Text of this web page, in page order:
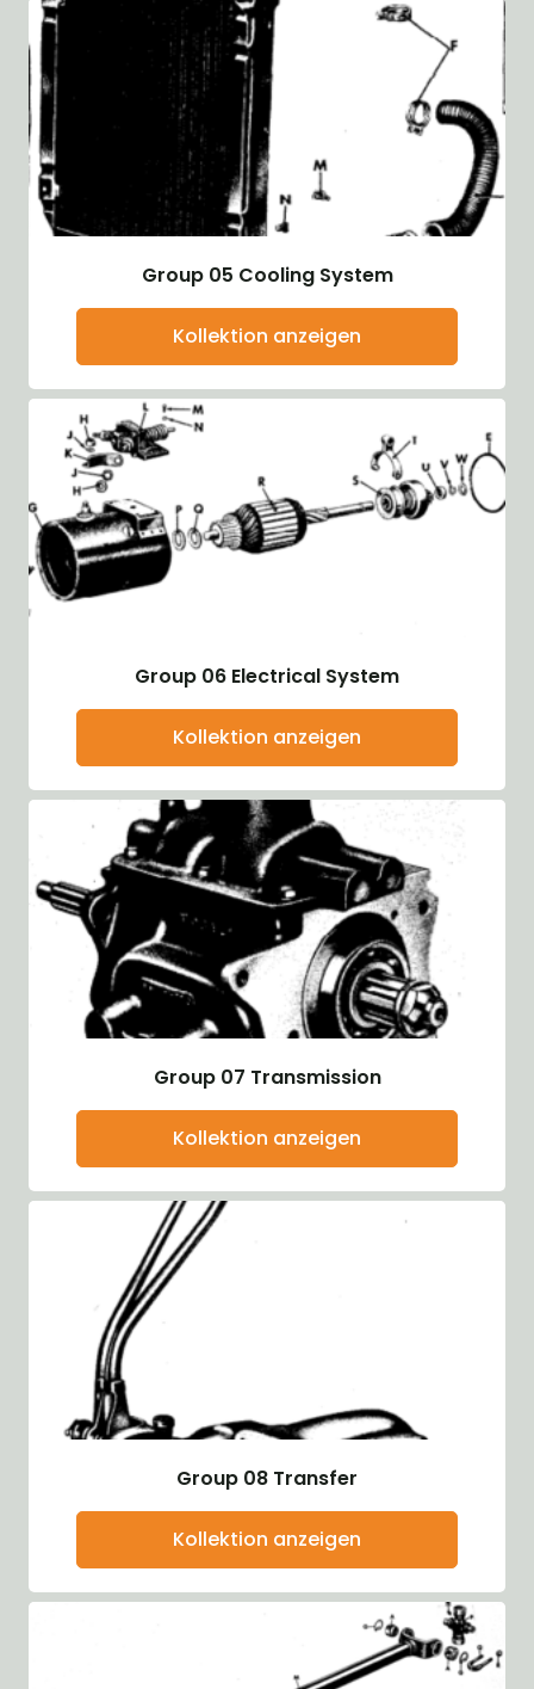
Group 05 Cooling System
Kollektion anzeigen
Group 06 Electrical System
Kollektion anzeigen
Group 07 Transmission
Kollektion anzeigen
Group 08 Transfer
Kollektion anzeigen